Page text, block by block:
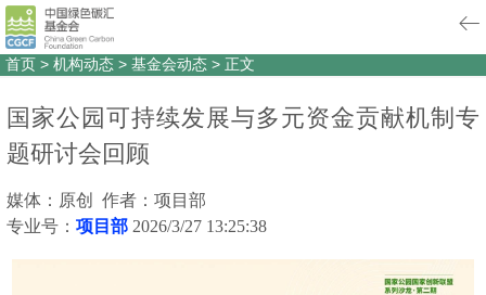
首页 > 机构动态 > 基金会动态 > 正文
国家公园可持续发展与多元资金贡献机制专
题研讨会回顾
媒体：原创 作者：项目部
专业号： 项目部 2026/3/27 13:25:38